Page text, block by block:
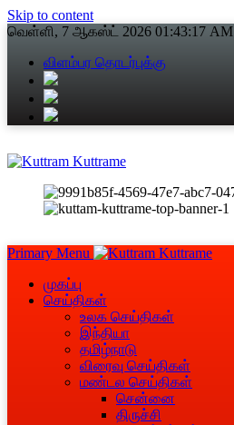
Skip to content
வெள்ளி, 7 ஆகஸ்ட் 2026 01:43:18 AM
விளம்பர தொடர்புக்கு
Primary Menu
முகப்பு
செய்திகள்
உலக செய்திகள்
இந்தியா
தமிழ்நாடு
விரைவு செய்திகள்
மண்டல செய்திகள்
சென்னை
திருச்சி